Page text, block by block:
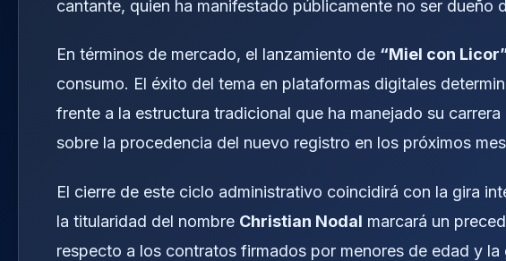
cantante, quien ha manifestado públicamente no ser dueño
En términos de mercado, el lanzamiento de “Miel con
consumo. El éxito del tema en plataformas digitales
frente a la estructura tradicional que ha manejado su carrera
sobre la procedencia del nuevo registro en los próximos
El cierre de este ciclo administrativo coincidirá con la gira
la titularidad del nombre Christian Nodal marcará un
respecto a los contratos firmados por menores de edad y